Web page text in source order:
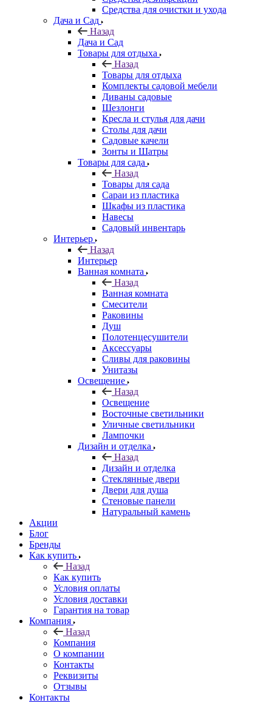
Средства для очистки и ухода
Дача и Сад
Назад
Дача и Сад
Товары для отдыха
Назад
Товары для отдыха
Комплекты садовой мебели
Диваны садовые
Шезлонги
Кресла и стулья для дачи
Столы для дачи
Садовые качели
Зонты и Шатры
Товары для сада
Назад
Товары для сада
Сараи из пластика
Шкафы из пластика
Навесы
Садовый инвентарь
Интерьер
Назад
Интерьер
Ванная комната
Назад
Ванная комната
Смесители
Раковины
Душ
Полотенцесушители
Аксессуары
Сливы для раковины
Унитазы
Освещение
Назад
Освещение
Восточные светильники
Уличные светильники
Лампочки
Дизайн и отделка
Назад
Дизайн и отделка
Стеклянные двери
Двери для душа
Стеновые панели
Натуральный камень
Акции
Блог
Бренды
Как купить
Назад
Как купить
Условия оплаты
Условия доставки
Гарантия на товар
Компания
Назад
Компания
О компании
Контакты
Реквизиты
Отзывы
Контакты